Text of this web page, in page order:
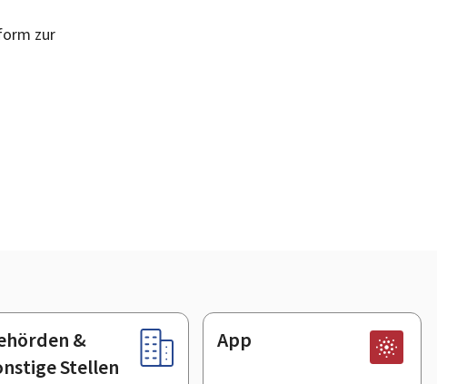
zur
&
Stellen
App